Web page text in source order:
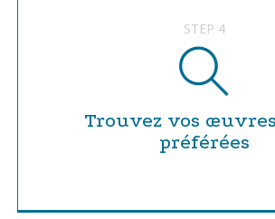
STEP 4
Trouvez vos
préférées